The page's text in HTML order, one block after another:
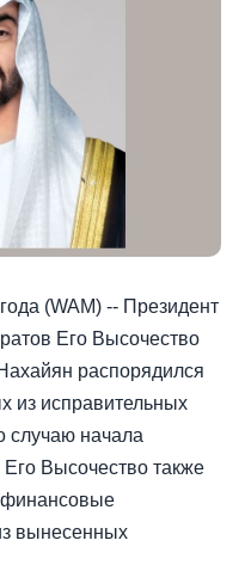
(WAM) -- Президент
Его Высочество
распорядился
из исправительных
случаю начала
Высочество также
финансовые
вынесенных